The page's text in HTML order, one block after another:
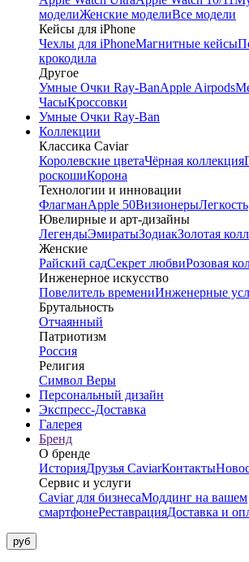
моделиЖенские моделиВсе модели
Кейсы для iPhone
Чехлы для iPhoneМагнитные кейсы
крокодила
Другое
Умные Очки Ray-BanApple Airpods
ЧасыКроссовки
Умные Очки Ray-Ban
Коллекции
Классика Caviar
Королевские цветаЧёрная коллекция
роскошиКорона
Технологии и инновации
ФлагманApple 50ВизионерыЛегкость
Ювелирные и арт-дизайны
ЛегендыЭмиратыЗодиакЗолотая
Женские
Райский садСекрет любвиРозовая
Инженерное искусство
Повелитель времениИнженерные
Брутальность
Отчаянный
Патриотизм
Россия
Религия
Символ Веры
Персональный дизайн
Экспресс-Доставка
Галерея
Бренд
О бренде
ИсторияДрузья CaviarКонтакты
Сервис и услуги
Caviar для бизнесаМоддинг на вашем
смартфонеРеставрацияДоставка и
руб